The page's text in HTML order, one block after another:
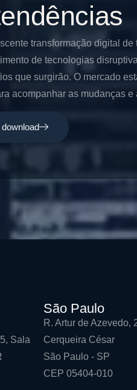
transformação digital
de tecnologias
que surgirão. O mercado
acompanhar as mudanças
Sala
São Paulo
R. Artur de Azevedo,
Cerqueira César
São Paulo - SP
CEP 05404-010